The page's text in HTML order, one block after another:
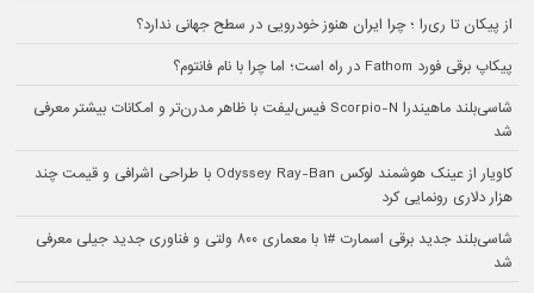
از پیکان تا ری‌را ؛ چرا ایران هنوز خودرویی در سطح جهانی ندارد؟
پیکاپ برقی فورد Fathom در راه است؛ اما چرا با نام فانتوم؟
شاسی‌بلند ماهیندرا Scorpio-N فیس‌لیفت با ظاهر مدرن‌تر و امکانات بیشتر معرفی
شد
کاویار از عینک هوشمند لوکس Odyssey Ray-Ban با طراحی اشرافی و قیمت چند
هزار دلاری رونمایی کرد
شاسی‌بلند جدید برقی اسمارت #۱ با معماری ۸۰۰ ولتی و فناوری جدید جیلی معرفی
شد